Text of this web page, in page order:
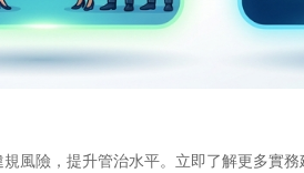
風險，提升管治水平。立即了解更多實務